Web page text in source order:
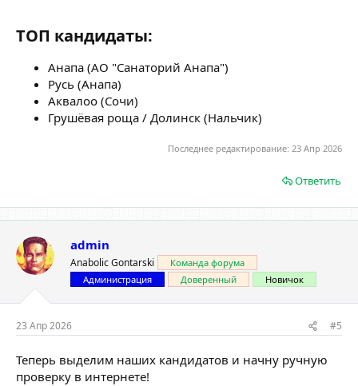
ТОП кандидаты:​
Анапа (АО "Санаторий Анапа")
Русь (Анапа)
Аквалоо (Сочи)
Грушёвая роща / Долинск (Нальчик)
Последнее редактирование: 23 Апр 2026
Ответить
admin
Anabolic Gontarski
Команда форума
Администрация
Доверенный Новичок
23 Апр 2026 #5
Теперь выделим наших кандидатов и начну ручную
проверку в интернете!